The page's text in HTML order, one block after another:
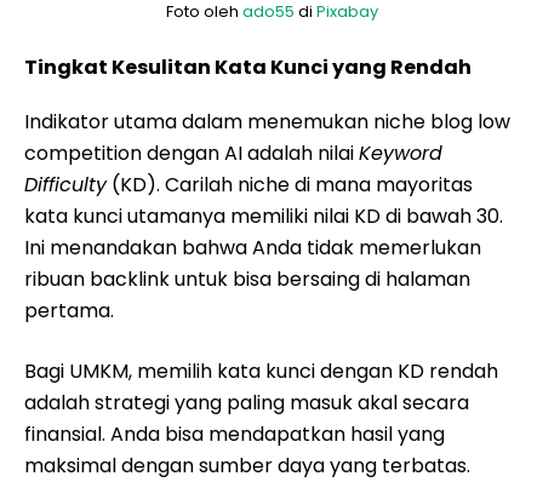
Foto oleh ado55 di Pixabay
Tingkat Kesulitan Kata Kunci yang Rendah
Indikator utama dalam menemukan niche blog low
competition dengan AI adalah nilaiKeyword
Difficulty(KD). Carilah niche di mana mayoritas
kata kunci utamanya memiliki nilai KD di bawah 30.
Ini menandakan bahwa Anda tidak memerlukan
ribuan backlink untuk bisa bersaing di halaman
pertama.
Bagi UMKM, memilih kata kunci dengan KD rendah
adalah strategi yang paling masuk akal secara
finansial. Anda bisa mendapatkan hasil yang
maksimal dengan sumber daya yang terbatas.